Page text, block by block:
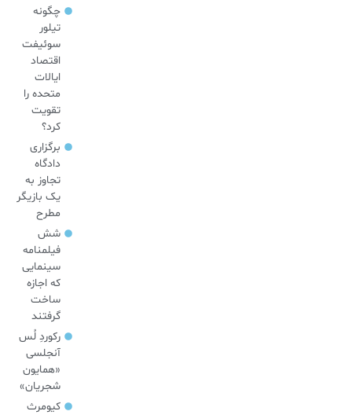
چگونه
تیلور
سوئیفت
اقتصاد
ایالات
متحده را
تقویت
کرد؟
برگزاری
دادگاه
تجاوز به
یک بازیگر
مطرح
شش
فیلمنامه
سینمایی
که اجازه
ساخت
گرفتند
رکوردِ لُس
آنجلسی
«همایون
شجریان»
کیومرث